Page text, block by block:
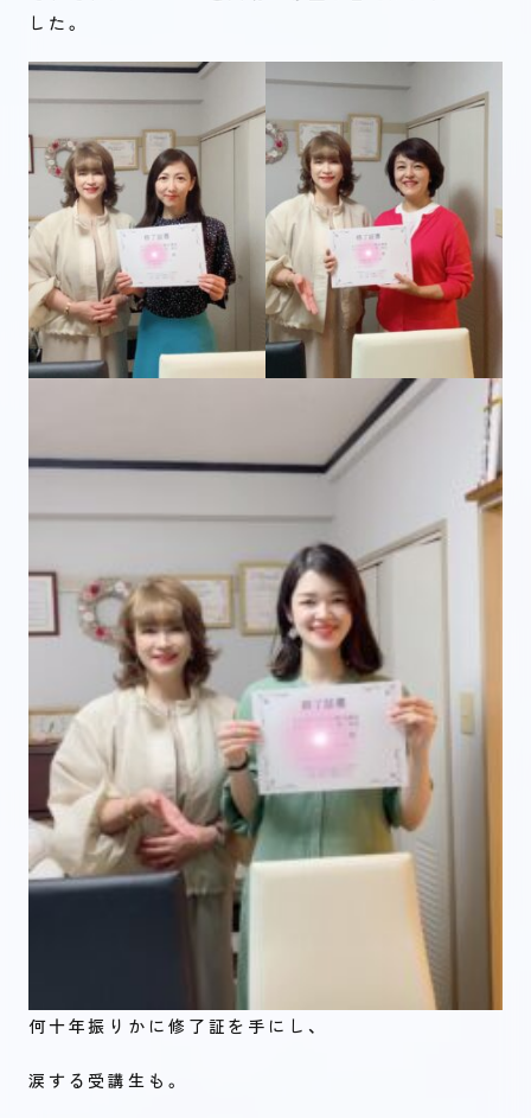
した。
何十年振りかに修了証を手にし、
涙する受講生も。